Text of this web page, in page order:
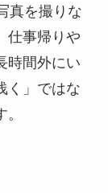
真を撮りな
仕事帰りや
時間外にい
く」ではな